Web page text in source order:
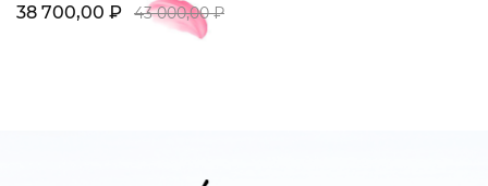
38 700,00 ₽ 43 000,00 ₽